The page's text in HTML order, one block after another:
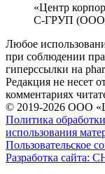
«Центр
С-ГРУП
Любое
при соблюдении
гиперссылки на
Редакция не несет
комментариях
© 2019-2026 ООО
Политика
использования
Пользовательское
Разработка сайта: